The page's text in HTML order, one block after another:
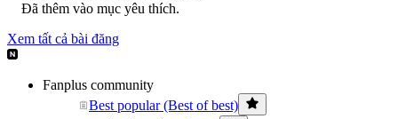
Đã thêm vào mục yêu thích.
Xem tất cả bài đăng
Fanplus community
Best popular (Best of best)